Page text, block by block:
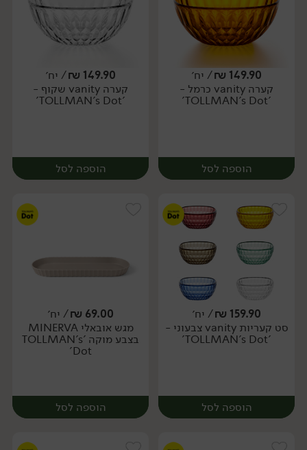
יח׳ יח׳
149.90
₪/ יח׳
קערה vanity כרמל -
'TOLLMAN's Dot'
הוספה לסל
יח׳
149.90
₪/ יח׳
קערה vanity שקוף -
'TOLLMAN's Dot'
הוספה לסל
יח׳
159.90
₪/ יח׳
סט קעריות vanity צבעוני -
'TOLLMAN's Dot'
הוספה לסל
69.00
₪/ יח׳
מגש אובאלי MINERVA
בצבע מוקה 'TOLLMAN's
Dot'
הוספה לסל